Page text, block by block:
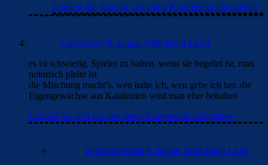
Loggen Sie sich ein, um einen Kommentar abzugeben
CulersTony 8. Januar 2026 Beim 12:50
es ist schwierig, Spieler zu halten. wenn sie begehrt ist, man
notorisch pleite ist
die Mischung macht’s. wen halte ich, wen gebe ich her. die
Eigengewächse aus Katalonien wird man eher behalten
Loggen Sie sich ein, um einen Kommentar abzugeben
UnDiaDePartit 8. Januar 2026 Beim 14:20